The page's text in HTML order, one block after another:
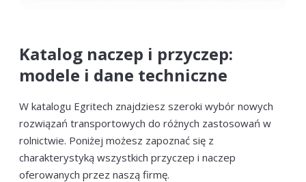
Katalog naczep i przyczep:
modele i dane techniczne
W katalogu Egritech znajdziesz szeroki wybór nowych
rozwiązań transportowych do różnych zastosowań w
rolnictwie. Poniżej możesz zapoznać się z
charakterystyką wszystkich przyczep i naczep
oferowanych przez naszą firmę.